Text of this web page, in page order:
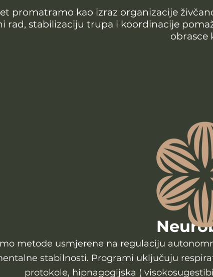
promatramo kao izraz organizacije
rad, stabilizaciju trupa i koordinacije
obrasce
metode usmjerene na regulaciju
stabilnosti. Programi uključuju
protokole, hipnagogijska (